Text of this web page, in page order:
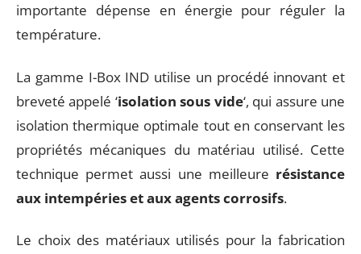
importante dépense en énergie pour réguler la
température.
La gamme I-Box IND utilise un procédé innovant et
breveté appelé ‘isolation sous vide‘, qui assure une
isolation thermique optimale tout en conservant les
propriétés mécaniques du matériau utilisé. Cette
technique permet aussi une meilleure résistance
aux intempéries et aux agents corrosifs.
Le choix des matériaux utilisés pour la fabrication